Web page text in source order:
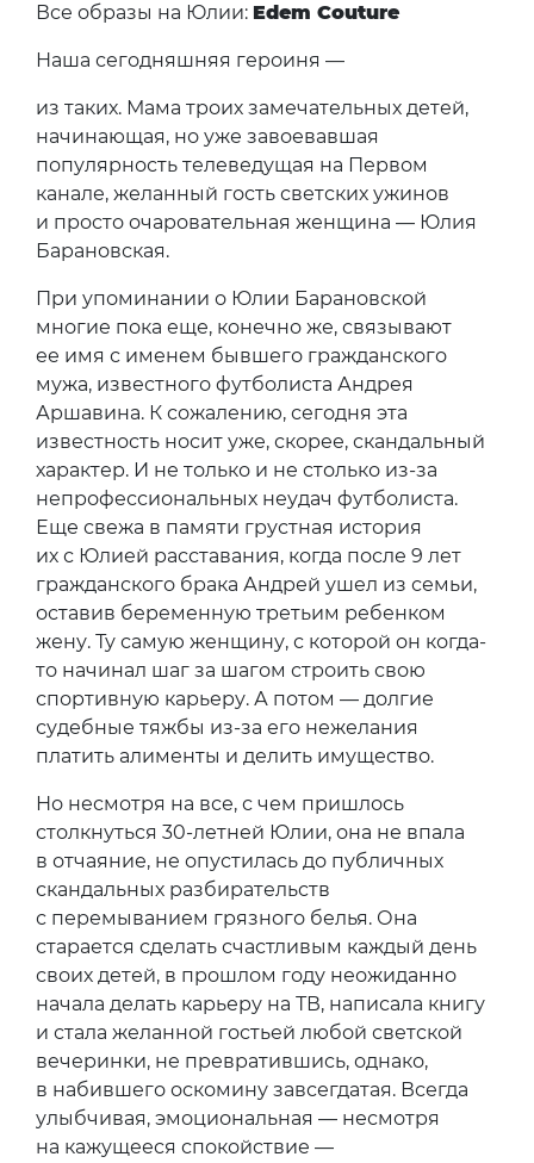
Все образы на Юлии: Edem Couture
Наша сегодняшняя героиня —
из таких. Мама троих замечательных детей,
начинающая, но уже завоевавшая
популярность телеведущая на Первом
канале, желанный гость светских ужинов
и просто очаровательная женщина — Юлия
Барановская.
При упоминании о Юлии Барановской
многие пока еще, конечно же, связывают
ее имя с именем бывшего гражданского
мужа, известного футболиста Андрея
Аршавина. К сожалению, сегодня эта
известность носит уже, скорее, скандальный
характер. И не только и не столько из-за
непрофессиональных неудач футболиста.
Еще свежа в памяти грустная история
их с Юлией расставания, когда после 9 лет
гражданского брака Андрей ушел из семьи,
оставив беременную третьим ребенком
жену. Ту самую женщину, с которой он когда-
то начинал шаг за шагом строить свою
спортивную карьеру. А потом — долгие
судебные тяжбы из-за его нежелания
платить алименты и делить имущество.
Но несмотря на все, с чем пришлось
столкнуться 30-летней Юлии, она не впала
в отчаяние, не опустилась до публичных
скандальных разбирательств
с перемыванием грязного белья. Она
старается сделать счастливым каждый день
своих детей, в прошлом году неожиданно
начала делать карьеру на ТВ, написала книгу
и стала желанной гостьей любой светской
вечеринки, не превратившись, однако,
в набившего оскомину завсегдатая. Всегда
улыбчивая, эмоциональная — несмотря
на кажущееся спокойствие —